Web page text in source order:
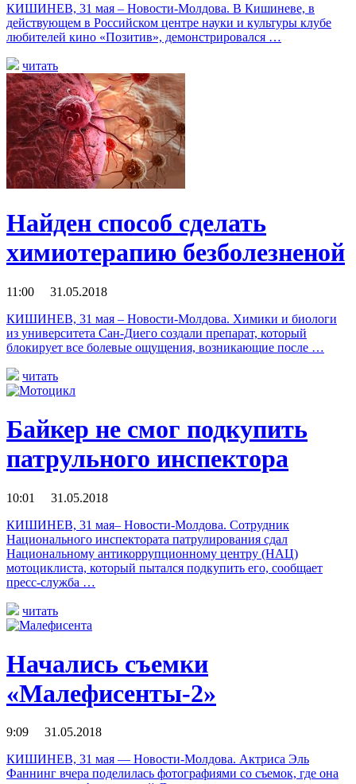
КИШИНЕВ, 31 мая – Новости-Молдова. В Кишиневе, в
действующем в Российском центре науки и культуры клубе
любителей кино «Позитив», демонстрировался …
читать
Найден способ сделать
химиотерапию безболезненой
11:00 31.05.2018
КИШИНЕВ, 31 мая – Новости-Молдова. Химики и биологи
из университета Сан-Диего создали препарат, который
блокирует все болевые ощущения, возникающие после …
читать
Байкер не смог подкупить
патрульного инспектора
10:01 31.05.2018
КИШИНЕВ, 31 мая– Новости-Молдова. Сотрудник
Национального инспектората патрулирования сдал
Национальному антикоррупционному центру (НАЦ)
мотоциклиста, который пытался подкупить его, сообщает
пресс-служба …
читать
Начались съемки
«Малефисенты-2»
9:09 31.05.2018
КИШИНЕВ, 31 мая — Новости-Молдова. Актриса Эль
Фаннинг вчера поделилась фотографиями со съемок, где она